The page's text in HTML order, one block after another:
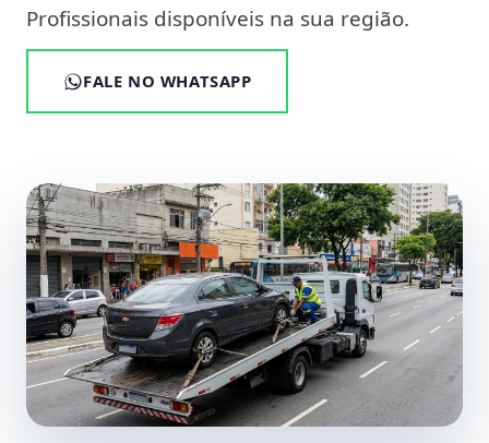
Profissionais disponíveis na sua região.
FALE NO WHATSAPP